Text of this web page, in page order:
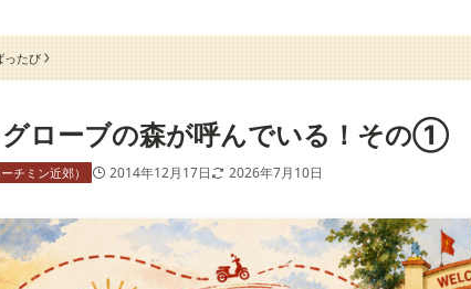
ったび
ローブの森が呼んでいる！その①
チミン近郊） 2014年12月17日 2026年7月10日